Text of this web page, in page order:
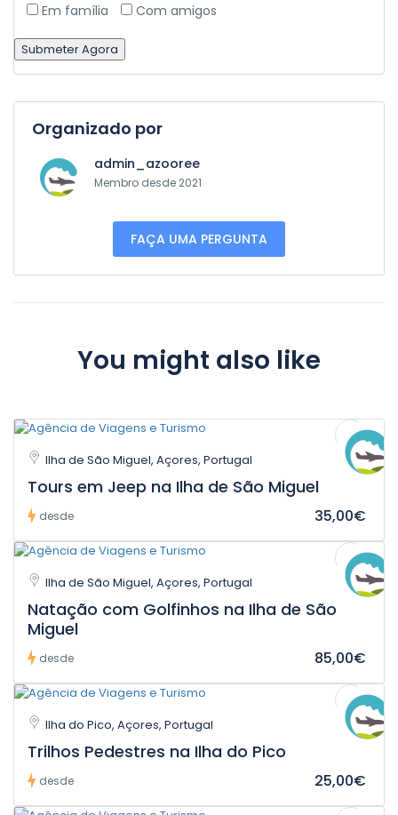
Em família
Com amigos
Organizado por
admin_azooree
Membro desde 2021
FAÇA UMA PERGUNTA
You might also like
Ilha de São Miguel, Açores, Portugal
Tours em Jeep na Ilha de São Miguel
desde 35,00€
Ilha de São Miguel, Açores, Portugal
Natação com Golfinhos na Ilha de São
Miguel
desde 85,00€
Ilha do Pico, Açores, Portugal
Trilhos Pedestres na Ilha do Pico
desde 25,00€